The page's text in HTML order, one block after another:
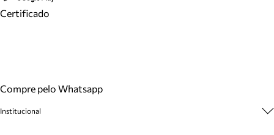
Certificado
Compre pelo Whatsapp
Institucional